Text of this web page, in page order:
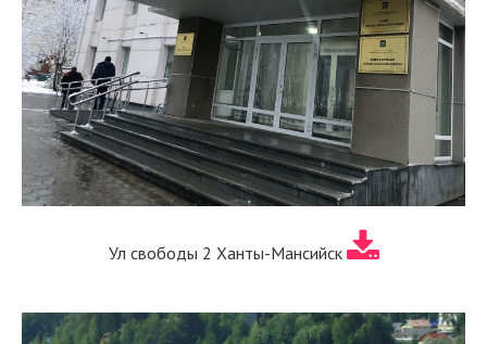
Ул свободы 2 Ханты-Мансийск